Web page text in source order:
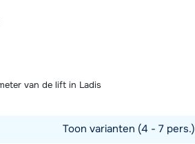
van de lift in Ladis
Toon varianten (4 - 7 pers.)